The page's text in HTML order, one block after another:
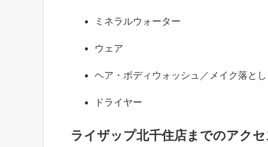
ミネラルウォーター
ウェア
ヘア・ボディウォッシュ／メイク落とし
ドライヤー
ライザップ北千住店までのアク